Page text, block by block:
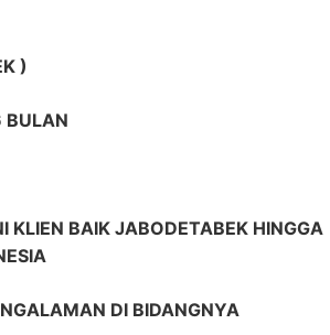
)
BULAN
KLIEN BAIK JABODETABEK HINGGA
DI BIDANGNYA